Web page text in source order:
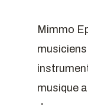
Mimmo
musique